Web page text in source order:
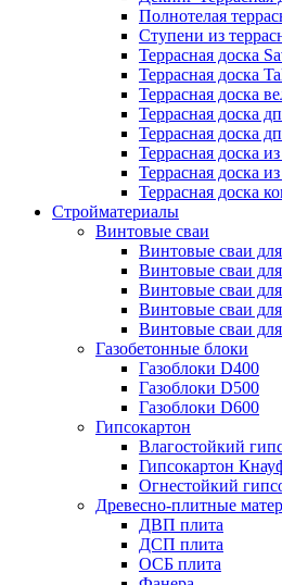
Полнотелая
Ступени из
Террасная доска
Террасная доска
Террасная доска
Террасная доска
Террасная доска
Террасная доска
Террасная доска
Террасная доска
Стройматериалы
Винтовые сваи
Винтовые сваи
Винтовые сваи
Винтовые сваи
Винтовые сваи
Винтовые сваи
Газобетонные блоки
Газоблоки D400
Газоблоки D500
Газоблоки D600
Гипсокартон
Влагостойкий
Гипсокартон
Огнестойкий
Древесно-плитные
ДВП плита
ДСП плита
ОСБ плита